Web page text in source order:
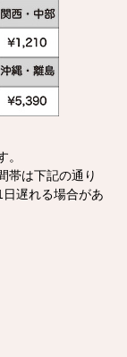
。
帯は下記の通り
遅れる場合があ